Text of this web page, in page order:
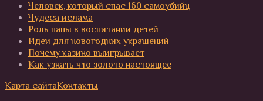
Человек, который спас 160 самоубийц
Чудеса ислама
Роль папы в воспитании детей
Идеи для новогодних украшений
Почему казино выигрывает
Как узнать что золото настоящее
Карта сайтаКонтакты